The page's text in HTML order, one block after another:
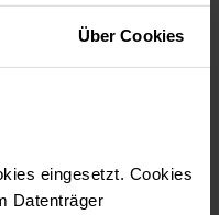
Über Cookies
eingesetzt. Cookies
Datenträger